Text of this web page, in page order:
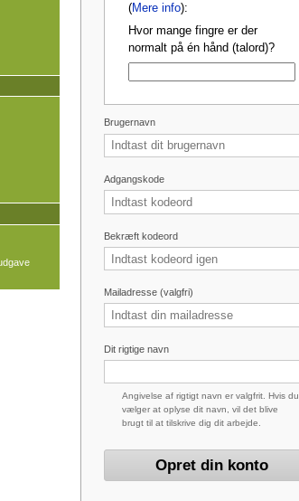
(Mere info):
Hvor mange fingre er der
normalt på én hånd (talord)?
Brugernavn
Adgangskode
Bekræft kodeord
Mailadresse (valgfri)
Dit rigtige navn
Angivelse af rigtigt navn er valgfrit. Hvis du
vælger at oplyse dit navn, vil det blive
brugt til at tilskrive dig dit arbejde.